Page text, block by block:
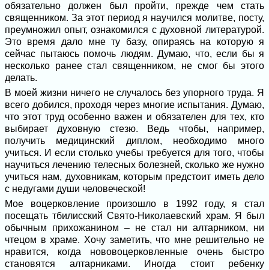
обязательно должен был пройти, прежде чем стать
священником. За этот период я научился молитве, посту,
преумножил опыт, ознакомился с духовной литературой.
Это время дало мне ту базу, опираясь на которую я
сейчас пытаюсь помочь людям. Думаю, что, если бы я
несколько ранее стал священником, не смог бы этого
делать.
В моей жизни ничего не случалось без упорного труда. Я
всего добился, проходя через многие испытания. Думаю,
что этот труд особенно важен и обязателен для тех, кто
выбирает духовную стезю. Ведь чтобы, например,
получить медицинский диплом, необходимо много
учиться. И если столько учебы требуется для того, чтобы
научиться лечению телесных болезней, сколько же нужно
учиться нам, духовникам, которым предстоит иметь дело
с недугами души человеческой!
Мое воцерковление произошло в 1992 году, я стал
посещать тбилисский Свято-Николаевский храм. Я был
обычным прихожанином – не стал ни алтарником, ни
чтецом в храме. Хочу заметить, что мне решительно не
нравится, когда нововоцерковленные очень быстро
становятся алтарниками. Иногда стоит ребенку